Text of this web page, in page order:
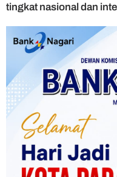
tingkat nasional dan